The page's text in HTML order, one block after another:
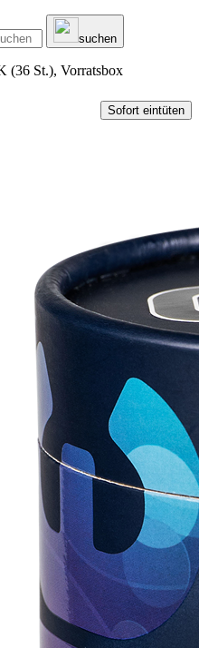
suchen
(36 St.), Vorratsbox
Sofort eintüten